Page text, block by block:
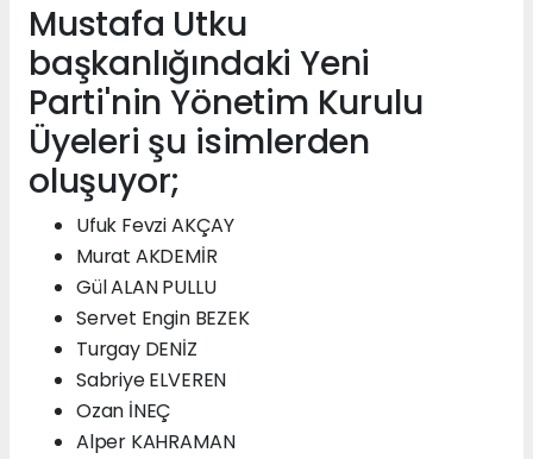
Mustafa Utku
başkanlığındaki Yeni
Parti'nin Yönetim Kurulu
Üyeleri şu isimlerden
oluşuyor;
Ufuk Fevzi AKÇAY
Murat AKDEMİR
Gül ALAN PULLU
Servet Engin BEZEK
Turgay DENİZ
Sabriye ELVEREN
Ozan İNEÇ
Alper KAHRAMAN